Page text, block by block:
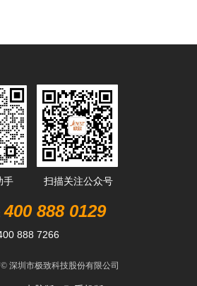
© 深圳市极致科技股份有限公司
手 扫描关注公众号
400 888 0129
888 7266